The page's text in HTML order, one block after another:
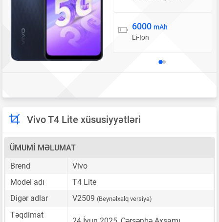
Batareya
6000 mAh
Li-Ion
Vivo T4 Lite xüsusiyyətləri
ÜMUMI MƏLUMAT
Brend
Vivo
Model adı
T4 Lite
Digər adlar
V2509 (Beynəlxalq versiya)
Təqdimat